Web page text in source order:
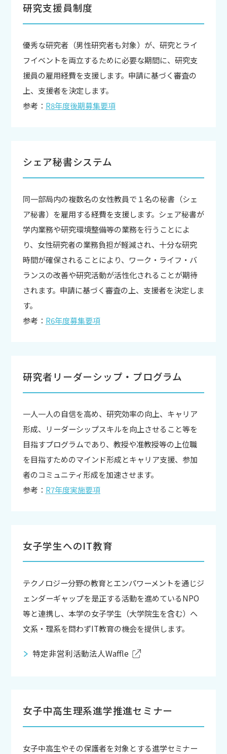
研究支援員制度
優秀な研究者（男性研究者も対象）が、研究とライ
フイベントを両立するために必要な期間に、研究支
援員の雇用経費を支援します。申請に基づく審査の
上、支援者を決定します。
参考： R8年度後期募集要項
シェア秘書システム
同一部局内の複数名の女性教員で１名の秘書（シェ
ア秘書）を雇用する経費を支援します。シェア秘書が
学内業務や研究環境整備等の業務を行うことによ
り、女性研究者の業務負担が軽減され、十分な研究
時間が確保されることにより、ワーク・ライフ・バ
ランスの改善や研究活動が活性化されることが期待
されます。申請に基づく審査の上、支援者を決定しま
す。
参考： R6年度募集要項
研究者リーダーシップ・プログラム
一人一人の自信を高め、研究効率の向上、キャリア
形成、リーダーシップスキルを向上させること等を
目指すプログラムであり、教授や准教授等の上位職
を目指すためのマインド形成とキャリア支援、参加
者のコミュニティ形成を加速させます。
参考： R7年度実施要項
女子学生へのIT教育
テクノロジー分野の教育とエンパワーメントを通じジ
ェンダーギャップを是正する活動を進めているNPO
等と連携し、本学の女子学生（大学院生を含む）へ
文系・理系を問わずIT教育の機会を提供します。
特定非営利活動法人Waffle
女子中高生理系進学推進セミナー
女子中高生やその保護者を対象とする進学セミナー